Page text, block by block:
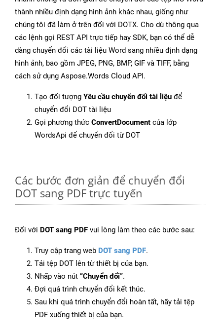
thành nhiều định dạng hình ảnh khác nhau, giống như
chúng tôi đã làm ở trên đối với DOTX. Cho dù thông qua
các lệnh gọi REST API trực tiếp hay SDK, bạn có thể dễ
dàng chuyển đổi các tài liệu Word sang nhiều định dạng
hình ảnh, bao gồm JPEG, PNG, BMP, GIF và TIFF, bằng
cách sử dụng Aspose.Words Cloud API.
Tạo đối tượng Yêu cầu chuyển đổi tài liệu để
chuyển đổi DOT tài liệu
Gọi phương thức ConvertDocument của lớp
WordsApi để chuyển đổi từ DOT
Các bước đơn giản để chuyển đổi
DOT sang PDF trực tuyến
Đối với DOT sang PDF vui lòng làm theo các bước sau:
Truy cập trang web DOT sang PDF.
Tải tệp DOT lên từ thiết bị của bạn.
Nhấp vào nút “Chuyển đổi”.
Đợi quá trình chuyển đổi kết thúc.
Sau khi quá trình chuyển đổi hoàn tất, hãy tải tệp
PDF xuống thiết bị của bạn.